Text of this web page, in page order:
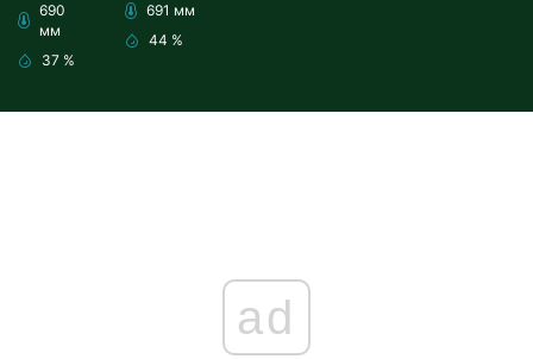
690
мм
37 %
691 мм
44 %
ad